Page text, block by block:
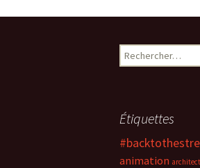
Rechercher :
Étiquettes
animation